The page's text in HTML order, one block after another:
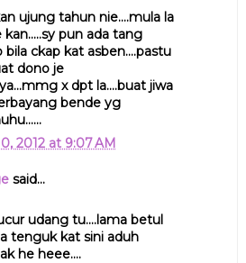
ujung tahun nie....mula la
kan.....sy pun ada tang
bila ckap kat asben....pastu
dono je
x dpt la....buat jiwa
bende yg
2012 at 9:07 AM
said...
udang tu....lama betul
tenguk kat sini aduh
he heee....